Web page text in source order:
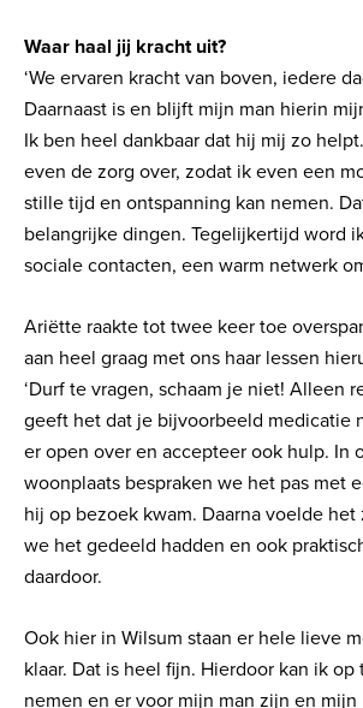
Waar haal jij kracht uit?
‘We ervaren kracht van boven, iedere
Daarnaast is en blijft mijn man hierin
Ik ben heel dankbaar dat hij mij zo
even de zorg over, zodat ik even een
stille tijd en ontspanning kan nemen.
belangrijke dingen. Tegelijkertijd word
sociale contacten, een warm netwerk
Ariëtte raakte tot twee keer toe
aan heel graag met ons haar lessen
‘Durf te vragen, schaam je niet! Alleen
geeft het dat je bijvoorbeeld medicatie
er open over en accepteer ook hulp. In
woonplaats bespraken we het pas met
hij op bezoek kwam. Daarna voelde
we het gedeeld hadden en ook
daardoor.
Ook hier in Wilsum staan er hele lieve
klaar. Dat is heel fijn. Hierdoor kan ik op
nemen en er voor mijn man zijn en